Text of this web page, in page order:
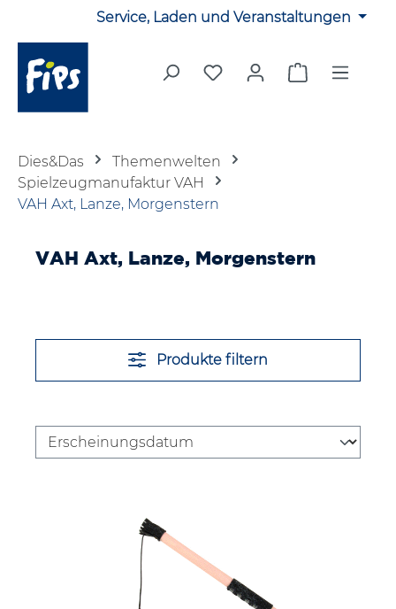
Zum Hauptinhalt springenService, Laden und Veranstaltungen
Du hast 0 Produkte auf
Warenkorb
Dies&Das
Themenwelten
Spielzeugmanufaktur VAH
VAH Axt, Lanze, Morgenstern
VAH Axt, Lanze, Morgenstern
Produkte filtern